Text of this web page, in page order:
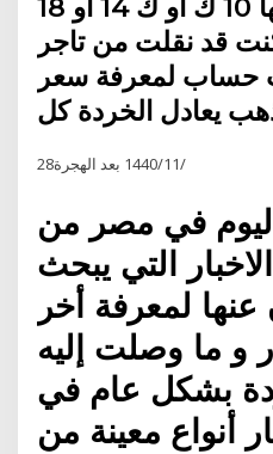
جرام أو تبلغ حمولتها 10 ك أو ك 14 أو 18
قد نقلت من تاجر
لمعرفة سعر
28‏‏/11‏‏/1440 بعد الهجرة
في مصر من
التي يبحث
لمعرفة أخر
و ما وصلت إليه
بشكل عام في
أنواع معينة من